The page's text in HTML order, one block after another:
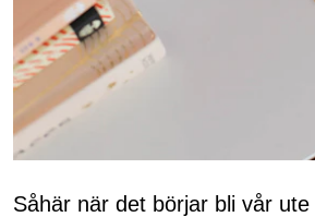
Såhär när det börjar bli vår